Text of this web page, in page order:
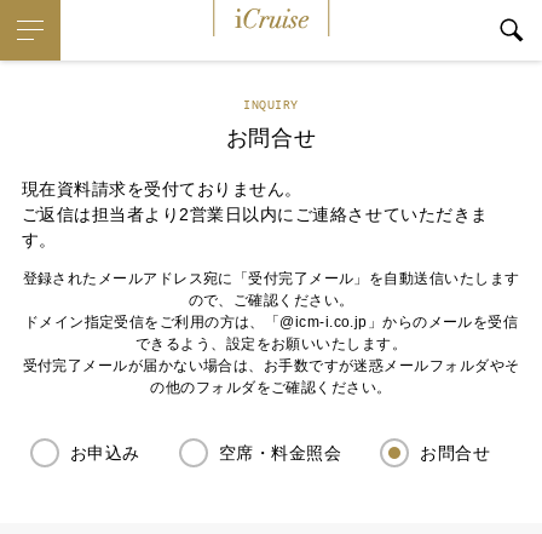
INQUIRY
お問合せ
現在資料請求を受付ておりません。
ご返信は担当者より2営業日以内にご連絡させていただきま
す。
登録されたメールアドレス宛に「受付完了メール」を自動送信いたします
ので、ご確認ください。
ドメイン指定受信をご利用の方は、「@icm-i.co.jp」からのメールを受信
できるよう、設定をお願いいたします。
受付完了メールが届かない場合は、お手数ですが迷惑メールフォルダやそ
の他のフォルダをご確認ください。
お申込み 空席・料金照会 お問合せ